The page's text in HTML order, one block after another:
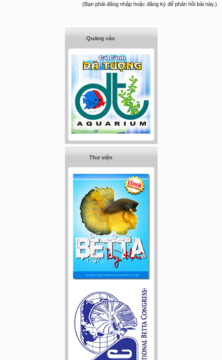
(Bạn phải đăng nhập hoặc đăng ký để phản hồi bài này.)
Quảng cáo
Thư viện